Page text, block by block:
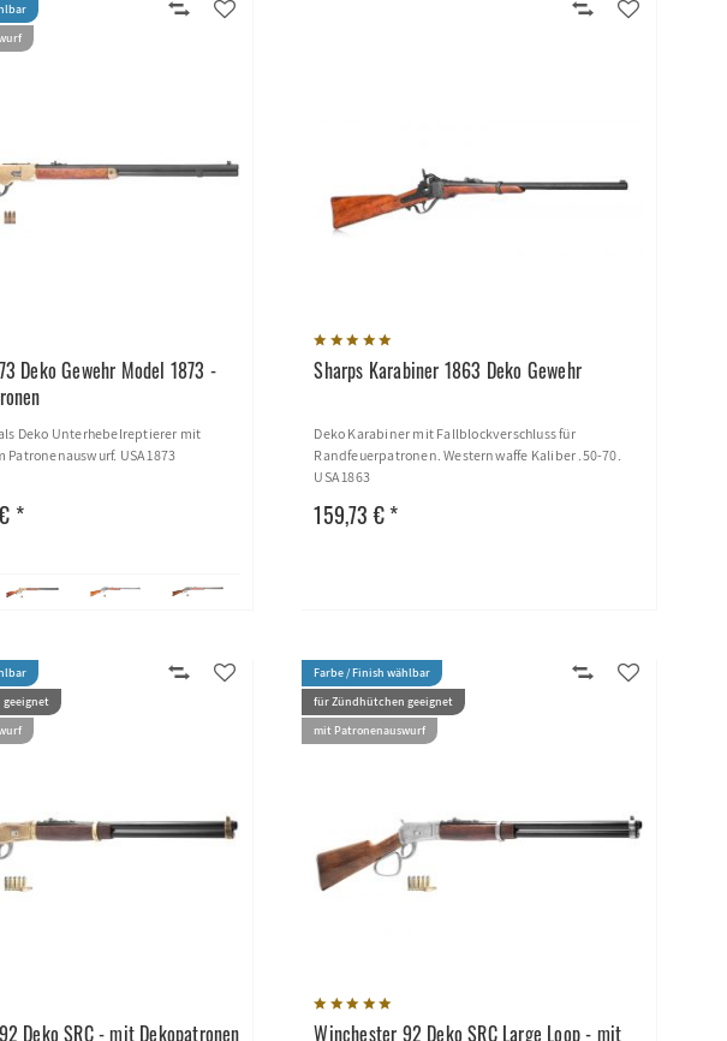
Deko Gewehr Model 1873 -
Deko Unterhebelreptierer mit
Patronenauswurf. USA 1873
*
Sharps Karabiner 1863 Deko Gewehr
Deko Karabiner mit Fallblockverschluss für
Randfeuerpatronen. Westernwaffe Kaliber .50-70.
USA 1863
159,73 € *
Deko SRC - mit Dekopatronen
Farbe / Finish wählbar
für Zündhütchen geeignet
mit Patronenauswurf
Winchester 92 Deko SRC Large Loop - mit